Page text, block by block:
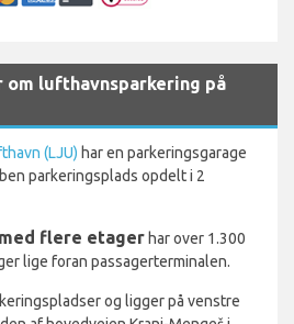
lufthavnsparkering på
(LJU) har en parkeringsgarage
parkeringsplads opdelt i 2
flere etager har over 1.300
lige foran passagerterminalen.
og ligger på venstre